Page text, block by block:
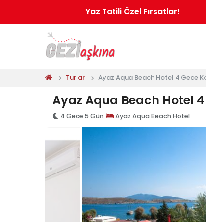
Yaz Tatili Özel Fırsatlar!
Turlar Ayaz Aqua Beach Hotel 4 Gece
Ayaz Aqua Beach Hotel
4 Gece 5 Gün Ayaz Aqua Beach Hotel